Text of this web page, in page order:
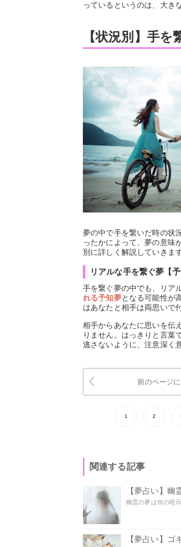
っているというのは、大き
【状況別】手を
夢の中で手を繋いだ時の状
ったかによって、夢の意味
別に詳しく解説していきます
リアルな手を繋ぐ夢【予
手を繋ぐ夢の中でも、リア
れる予知夢となる可能性が
はあなたと相手は両思いで
相手からあなたに思いを伝
りません。はっきりと言葉
逃さないように、注意深く
前のページ
1 2
関連する記事
【夢占い】
幽霊の夢は何の暗
【夢占い】ゴ